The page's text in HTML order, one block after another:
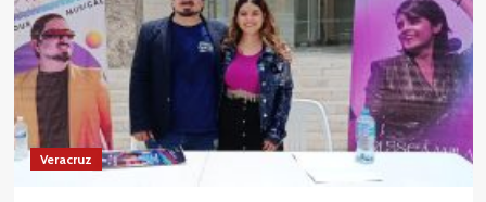
Veracruz